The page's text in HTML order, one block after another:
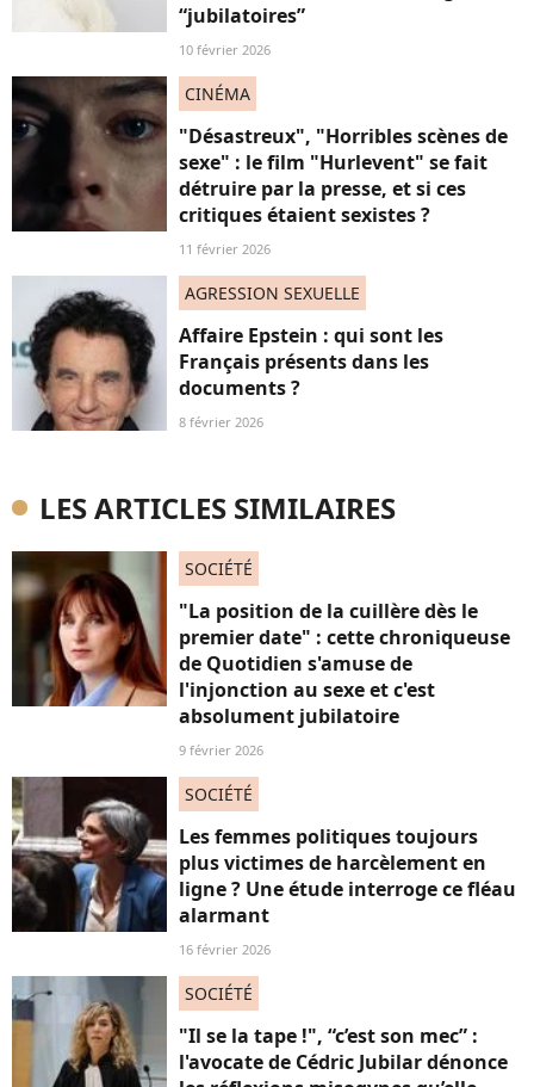
“jubilatoires”
10 février 2026
CINÉMA
"Désastreux", "Horribles scènes de
sexe" : le film "Hurlevent" se fait
détruire par la presse, et si ces
critiques étaient sexistes ?
11 février 2026
AGRESSION SEXUELLE
Affaire Epstein : qui sont les
Français présents dans les
documents ?
8 février 2026
LES ARTICLES SIMILAIRES
SOCIÉTÉ
"La position de la cuillère dès le
premier date" : cette chroniqueuse
de Quotidien s'amuse de
l'injonction au sexe et c'est
absolument jubilatoire
9 février 2026
SOCIÉTÉ
Les femmes politiques toujours
plus victimes de harcèlement en
ligne ? Une étude interroge ce fléau
alarmant
16 février 2026
SOCIÉTÉ
"Il se la tape !", “c’est son mec” :
l'avocate de Cédric Jubilar dénonce